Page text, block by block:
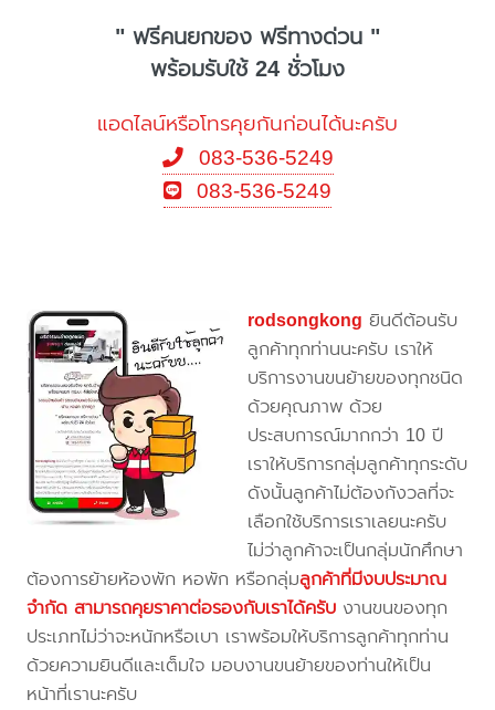
" ฟรีคนยกของ ฟรีทางด่วน "
พร้อมรับใช้ 24 ชั่วโมง
แอดไลน์หรือโทรคุยกันก่อนได้นะครับ
083-536-5249
083-536-5249
rodsongkong ยินดีต้อนรับ
ลูกค้าทุกท่านนะครับ เราให้
บริการงานขนย้ายของทุกชนิด
ด้วยคุณภาพ ด้วย
ประสบการณ์มากกว่า 10 ปี
เราให้บริการกลุ่มลูกค้าทุกระดับ
ดังนั้นลูกค้าไม่ต้องกังวลที่จะ
เลือกใช้บริการเราเลยนะครับ
ไม่ว่าลูกค้าจะเป็นกลุ่มนักศึกษา
ต้องการย้ายห้องพัก หอพัก หรือกลุ่มลูกค้าที่มีงบประมาณ
จำกัด สามารถคุยราคาต่อรองกับเราได้ครับ งานขนของทุก
ประเภทไม่ว่าจะหนักหรือเบา เราพร้อมให้บริการลูกค้าทุกท่าน
ด้วยความยินดีและเต็มใจ มอบงานขนย้ายของท่านให้เป็น
หน้าที่เรานะครับ